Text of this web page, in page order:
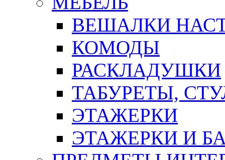
ВЕШАЛКИ
КОМОДЫ
РАСКЛАДУШКИ
ТАБУРЕТЫ,
ЭТАЖЕРКИ
ЭТАЖЕРКИ И